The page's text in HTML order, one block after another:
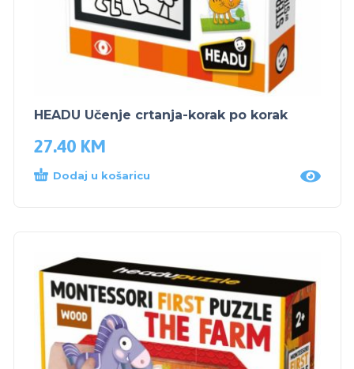
HEADU Učenje crtanja-korak po korak
27.40 KM
Dodaj u košaricu